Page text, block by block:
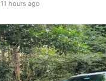
11 hours ago